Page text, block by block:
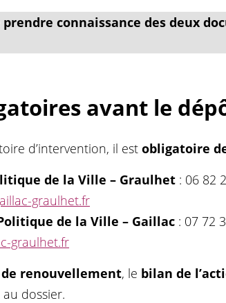
connaissance des deux
avant le
d’intervention, il est obligatoire
de la Ville – Graulhet : 06 82
graulhet.fr
de la Ville – Gaillac : 07 72
graulhet.fr
renouvellement, le bilan de
dossier.